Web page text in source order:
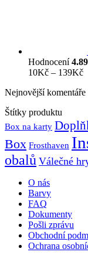
Hodnocení4.89
10Kč – 139Kč
Nejnovější komentáře
Štítky produktu
Box na karty
Box Frosthaven
obalů Válečné
O nás
Barvy
FAQ
Dokumenty
Pošli zprávu
Obchodní
Ochrana